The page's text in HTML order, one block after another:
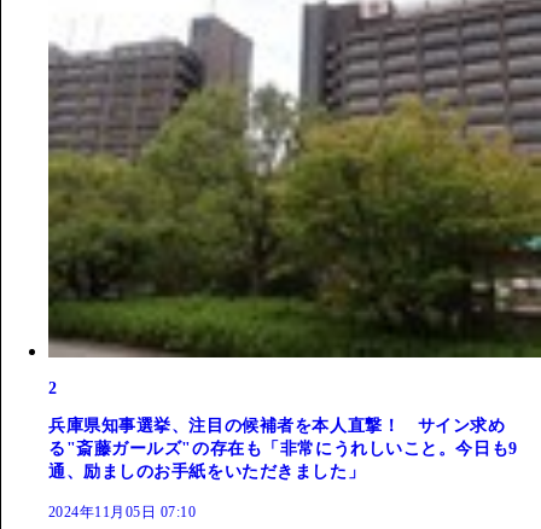
2
兵庫県知事選挙、注目の候補者を本人直撃！ サイン求め
る"斎藤ガールズ"の存在も「非常にうれしいこと。今日も9
通、励ましのお手紙をいただきました」
2024年11月05日 07:10